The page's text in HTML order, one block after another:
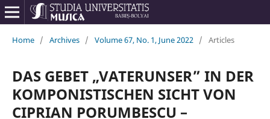
Home / Archives / Volume 67, No. 1, June 2022 / Articles
DAS GEBET „VATERUNSER” IN DER
KOMPONISTISCHEN SICHT VON
CIPRIAN PORUMBESCU –